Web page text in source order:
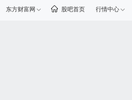
东方财富网 股吧首页 行情中心